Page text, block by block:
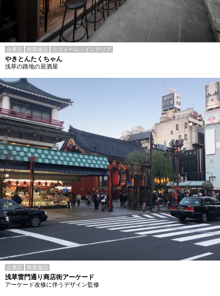
台東区 商業施設 リフォーム・インテリア
やきとんたくちゃん
浅草の路地の居酒屋
台東区 商業施設
浅草雷門通り商店街アーケード
アーケード改修に伴うデザイン監修